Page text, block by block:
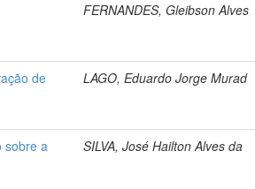
FERNANDES, Gleibson Alves
de
LAGO, Eduardo Jorge Murad
sobre a
SILVA, José Hailton Alves da